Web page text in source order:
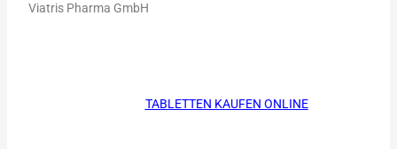
Viatris Pharma GmbH
TABLETTEN KAUFEN ONLINE